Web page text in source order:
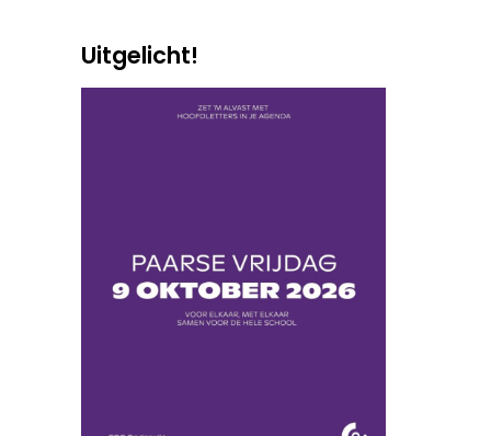
Uitgelicht!